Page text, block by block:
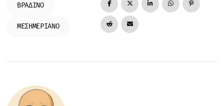
ΒΡΑΔΙΝΌ
ΜΕΣΗΜΕΡΙΑΝΌ